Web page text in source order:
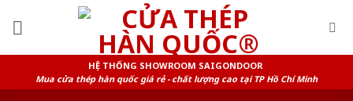
HỆ THỐNG SHOWROOM SAIGONDOOR
Mua cửa thép hàn quốc giá rẻ - chất lượng cao tại TP Hồ Chí Minh